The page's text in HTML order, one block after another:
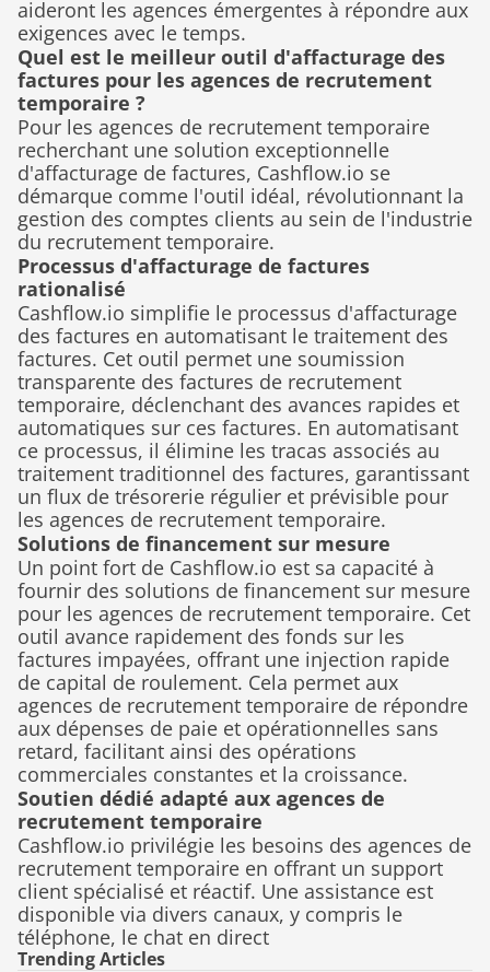
aideront les agences émergentes à répondre aux
exigences avec le temps.
Quel est le meilleur outil d'affacturage des
factures pour les agences de recrutement
temporaire ?
Pour les agences de recrutement temporaire
recherchant une solution exceptionnelle
d'affacturage de factures, Cashflow.io se
démarque comme l'outil idéal, révolutionnant la
gestion des comptes clients au sein de l'industrie
du recrutement temporaire.
Processus d'affacturage de factures
rationalisé
Cashflow.io simplifie le processus d'affacturage
des factures en automatisant le traitement des
factures. Cet outil permet une soumission
transparente des factures de recrutement
temporaire, déclenchant des avances rapides et
automatiques sur ces factures. En automatisant
ce processus, il élimine les tracas associés au
traitement traditionnel des factures, garantissant
un flux de trésorerie régulier et prévisible pour
les agences de recrutement temporaire.
Solutions de financement sur mesure
Un point fort de Cashflow.io est sa capacité à
fournir des solutions de financement sur mesure
pour les agences de recrutement temporaire. Cet
outil avance rapidement des fonds sur les
factures impayées, offrant une injection rapide
de capital de roulement. Cela permet aux
agences de recrutement temporaire de répondre
aux dépenses de paie et opérationnelles sans
retard, facilitant ainsi des opérations
commerciales constantes et la croissance.
Soutien dédié adapté aux agences de
recrutement temporaire
Cashflow.io privilégie les besoins des agences de
recrutement temporaire en offrant un support
client spécialisé et réactif. Une assistance est
disponible via divers canaux, y compris le
téléphone, le chat en direct
Trending Articles